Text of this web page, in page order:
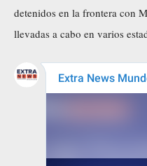
detenidos en la frontera con
llevadas a cabo en varios